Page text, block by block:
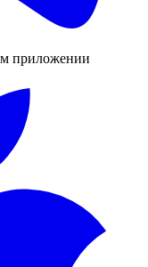
приложении